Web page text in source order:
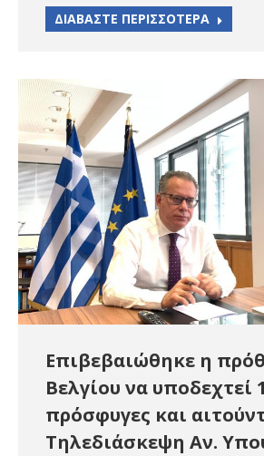
ΔΙΑΒΑΣΤΕ ΠΕΡΙΣΣΟΤΕΡΑ
Επιβεβαιώθηκε η
Βελγίου να υποδεχτεί
πρόσφυγες και
Τηλεδιάσκεψη Αν.